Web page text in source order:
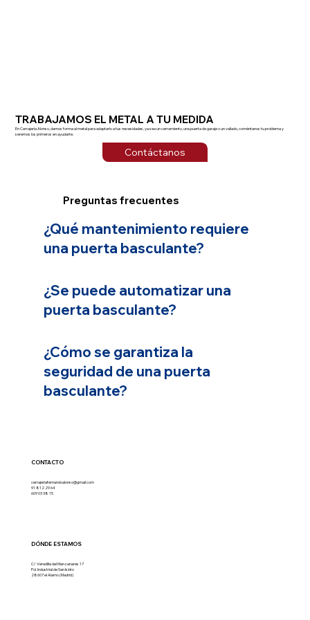
TRABAJAMOS EL METAL A TU MEDIDA
En Cerrajería Alonso, damos forma al metal para adaptarlo a tus necesidades, ya sea un cerramiento, una puerta de garaje o un vallado, coméntanos tu problema y
seremos los primeros en ayudarte.
Contáctanos
Preguntas frecuentes
¿Qué mantenimiento requiere
una puerta basculante?
¿Se puede automatizar una
puerta basculante?
¿Cómo se garantiza la
seguridad de una puerta
basculante?
CONTACTO
cerrajeriafernandoalonso@gmail.com
91 812 29 64
609 03 38 15
DÓNDE ESTAMOS
C/ Veredilla del Manzanares 17
Pol. Industrial de San Isidro
28607 el Alamo (Madrid)